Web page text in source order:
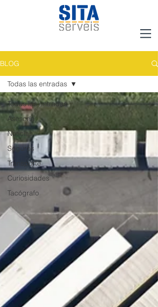
BLOG
Todas las entradas
Asesoría
Noticias
Seguros
Transporte
Curiosidades
Tacógrafo
Todas las entradas